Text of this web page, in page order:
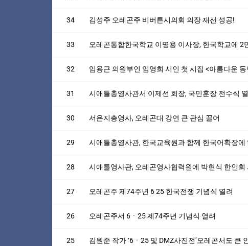
34 김성주 오레곤주 비버튼시의회 의장 재선 성공!
33 오레곤통합한국학교 이명용 이사장, 한국학교에 2
32 임용근 의원부인 임영희 시인 첫 시집 <아름다운
31 시애틀총영사관서 이제선 회장, 국민훈장 전수식
30 서은지총영사, 오레곤대 강연 큰 관심 끌어
29 시애틀총영사관, 한국교육원과 함께 한국어확장에
28 시애틀영사관, 오레곤영사협력원에 박현식 한인회
27 오레곤주 제74주년 6 25 한국전쟁 기념식 열려
26 오레곤주서 6ㆍ25 제74주년 기념식 열려
25 김원준 작가 ‘6ㆍ25 및 DMZ사진전’오레곤서도 큰